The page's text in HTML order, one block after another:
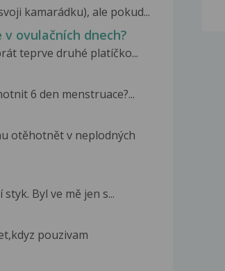
kamarádku), ale pokud...
ovulačních dnech?
teprve druhé platíčko...
6 den menstruace?...
otěhotnět v neplodných
Byl ve mě jen s...
pouzivam